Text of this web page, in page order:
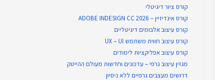
קורס ציור דיגיטלי
קורס אינדיזיין – ADOBE INDESIGN CC 2026
קורס עיצוב אלבומים דיגיטליים
קורס עיצוב חווית משתמש UX – UI
קורס עיצוב אפליקציות לימודים
מגזין עיצוב גרפי – עדכונים וחדשות מעולם ההייטק
דרושים מעצבים גרפיים ללא ניסיון